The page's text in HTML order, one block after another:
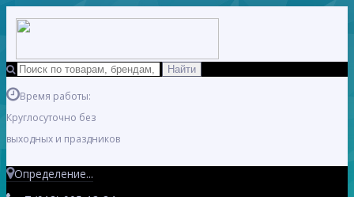
Время работы:
Круглосуточно без
выходных и праздников
Определение...